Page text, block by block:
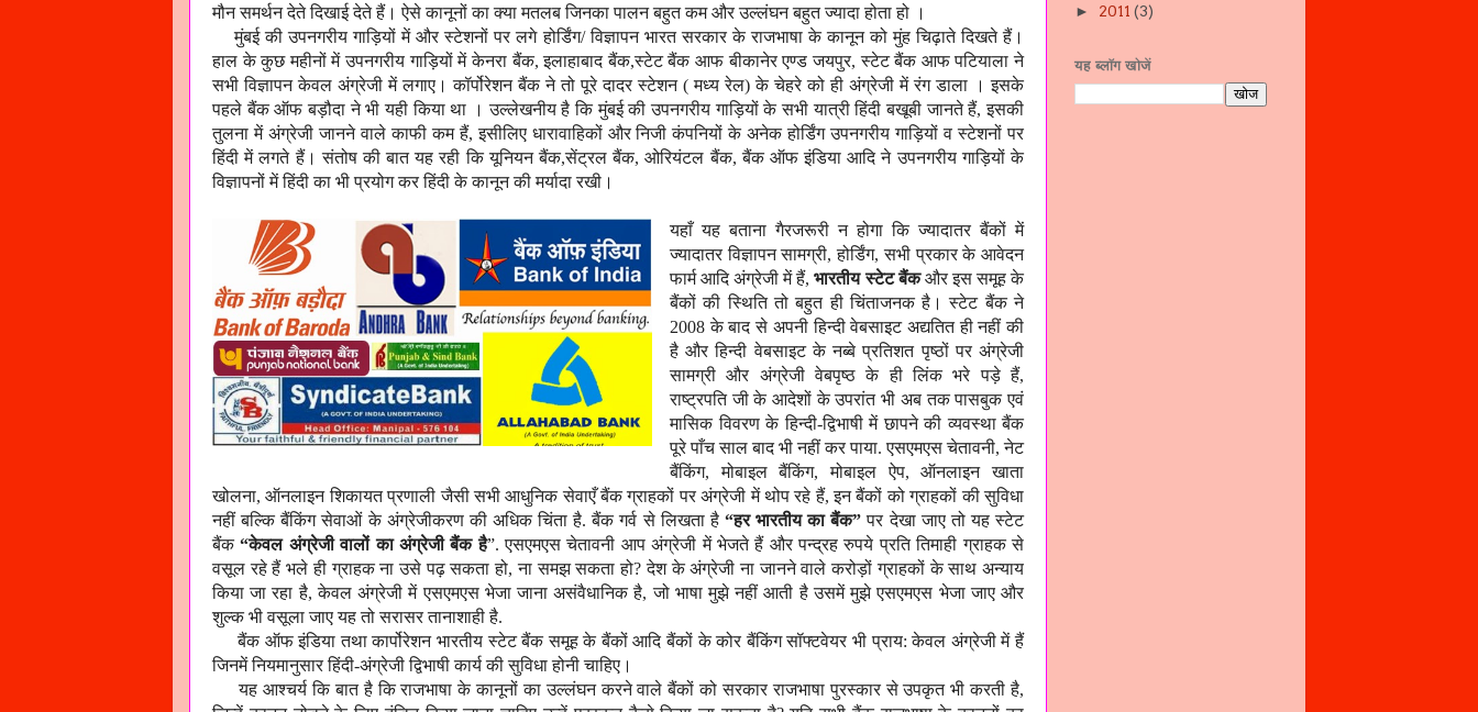
मौन समर्थन देते दिखाई देते हैं। ऐसे कानूनों का क्या मतलब जिनका पालन बहुत कम और उल्लंघन बहुत ज्यादा होता हो ।
मुंबई की उपनगरीय गाड़ियों में और स्टेशनों पर लगे होर्डिंग/ विज्ञापन भारत सरकार के राजभाषा के कानून को मुंह चिढ़ाते दिखते हैं।
हाल के कुछ महीनों में उपनगरीय गाड़ियों में केनरा बैंक,इलाहाबाद बैंक,स्टेट बैंक आफ बीकानेर एण्ड जयपुर,स्टेट बैंक आफ पटियाला ने
सभी विज्ञापन केवल अंग्रेजी में लगाए। कॉर्पोरेशन बैंक ने तो पूरे दादर स्टेशन ( मध्य रेल) के चेहरे को ही अंग्रेजी में रंग डाला । इसके
पहले बैंक ऑफ बड़ौदा ने भी यही किया था । उल्लेखनीय है कि मुंबई की उपनगरीय गाड़ियों के सभी यात्री हिंदी बखूबी जानते हैं,इसकी
तुलना में अंग्रेजी जानने वाले काफी कम हैं,इसीलिए धारावाहिकों और निजी कंपनियों के अनेक होर्डिंग उपनगरीय गाड़ियों व स्टेशनों पर
हिंदी में लगते हैं। संतोष की बात यह रही कि यूनियन बैंक,सेंट्रल बैंक,ओरियंटल बैंक,बैंक ऑफ इंडिया आदि ने उपनगरीय गाड़ियों के
विज्ञापनों में हिंदी का भी प्रयोग कर हिंदी के कानून की मर्यादा रखी।
यहाँ यह बताना गैरजरूरी न होगा कि ज्यादातर बैंकों में
ज्यादातर विज्ञापन सामग्री,होर्डिंग,सभी प्रकार के आवेदन
फार्म आदि अंग्रेजी में हैं,भारतीय स्टेट बैंकऔर इस समूह के
बैंकों की स्थिति तो बहुत ही चिंताजनक है। स्टेट बैंक ने
2008 के बाद से अपनी हिन्दी वेबसाइट अद्यतित ही नहीं की
है और हिन्दी वेबसाइट के नब्बे प्रतिशत पृष्ठों पर अंग्रेजी
सामग्री और अंग्रेजी वेबपृष्ठ के ही लिंक भरे पड़े हैं,
राष्ट्रपति जी के आदेशों के उपरांत भी अब तक पासबुक एवं
मासिक विवरण के हिन्दी-द्विभाषी में छापने की व्यवस्था बैंक
पूरे पाँच साल बाद भी नहीं कर पाया. एसएमएस चेतावनी, नेट
बैंकिंग, मोबाइल बैंकिंग, मोबाइल ऐप, ऑनलाइन खाता
खोलना, ऑनलाइन शिकायत प्रणाली जैसी सभी आधुनिक सेवाएँ बैंक ग्राहकों पर अंग्रेजी में थोप रहे हैं, इन बैंकों को ग्राहकों की सुविधा
नहीं बल्कि बैंकिंग सेवाओं के अंग्रेजीकरण की अधिक चिंता है. बैंक गर्व से लिखता है “हर भारतीय का बैंक” पर देखा जाए तो यह स्टेट
बैंक“केवल अंग्रेजी वालों का अंग्रेजी बैंक है”. एसएमएस चेतावनी आप अंग्रेजी में भेजते हैं और पन्द्रह रुपये प्रति तिमाही ग्राहक से
वसूल रहे हैं भले ही ग्राहक ना उसे पढ़ सकता हो, ना समझ सकता हो? देश के अंग्रेजी ना जानने वाले करोड़ों ग्राहकों के साथ अन्याय
किया जा रहा है, केवल अंग्रेजी में एसएमएस भेजा जाना असंवैधानिक है, जो भाषा मुझे नहीं आती है उसमें मुझे एसएमएस भेजा जाए और
शुल्क भी वसूला जाए यह तो सरासर तानाशाही है.
बैंक ऑफ इंडिया तथा कार्पोरेशन भारतीय स्टेट बैंक समूह के बैंकों आदि बैंकों के कोर बैंकिंग सॉफ्टवेयर भी प्राय: केवल अंग्रेजी में हैं
जिनमें नियमानुसार हिंदी-अंग्रेजी द्विभाषी कार्य की सुविधा होनी चाहिए।
यह आश्चर्य कि बात है कि राजभाषा के कानूनों का उल्लंघन करने वाले बैंकों को सरकार राजभाषा पुरस्कार से उपकृत भी करती है,
► 2011 (3)
यह ब्लॉग खोजें